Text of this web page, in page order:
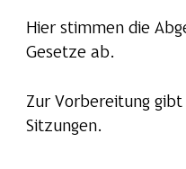
Hier stimmen die
Gesetze ab.
Zur Vorbereitung
Sitzungen.